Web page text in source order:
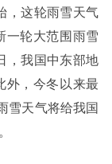
，这轮雨雪天气
一轮大范围雨雪
，我国中东部地
外，今冬以来最
雪天气将给我国